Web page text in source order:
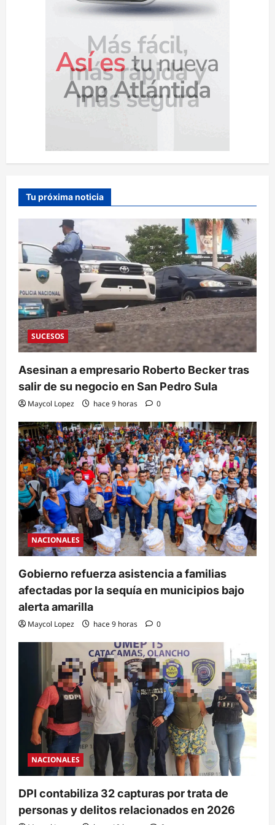
Tu próxima noticia
SUCESOS
Asesinan a empresario Roberto Becker tras
salir de su negocio en San Pedro Sula
Maycol Lopez hace 9 horas 0
NACIONALES
Gobierno refuerza asistencia a familias
afectadas por la sequía en municipios bajo
alerta amarilla
Maycol Lopez hace 9 horas 0
NACIONALES
DPI contabiliza 32 capturas por trata de
personas y delitos relacionados en 2026